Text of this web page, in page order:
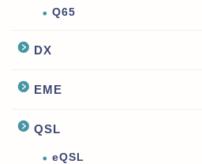
Q65
DX
EME
QSL
eQSL